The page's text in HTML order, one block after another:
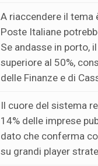
A riaccendere il tema
Poste Italiane
Se andasse in porto,
superiore al 50%,
delle Finanze e di
Il cuore del sistema
14% delle imprese
dato che conferma
su grandi player